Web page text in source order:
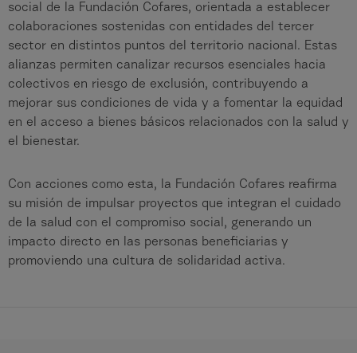
social de la Fundación Cofares, orientada a establecer
colaboraciones sostenidas con entidades del tercer
sector en distintos puntos del territorio nacional. Estas
alianzas permiten canalizar recursos esenciales hacia
colectivos en riesgo de exclusión, contribuyendo a
mejorar sus condiciones de vida y a fomentar la equidad
en el acceso a bienes básicos relacionados con la salud y
el bienestar.
Con acciones como esta, la Fundación Cofares reafirma
su misión de impulsar proyectos que integran el cuidado
de la salud con el compromiso social, generando un
impacto directo en las personas beneficiarias y
promoviendo una cultura de solidaridad activa.